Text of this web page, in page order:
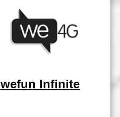
wefun Infinite דור 4